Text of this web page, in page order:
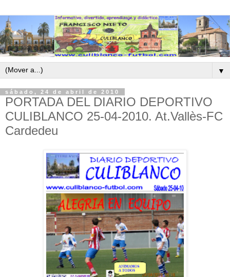
▼
sábado, 24 de abril de 2010
PORTADA DEL DIARIO DEPORTIVO
CULIBLANCO 25-04-2010. At.Vallès-FC
Cardedeu